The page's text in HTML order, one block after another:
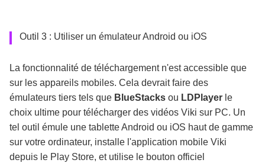
Outil 3 : Utiliser un émulateur Android ou iOS
La fonctionnalité de téléchargement n'est accessible que
sur les appareils mobiles. Cela devrait faire des
émulateurs tiers tels que BlueStacks ou LDPlayer le
choix ultime pour télécharger des vidéos Viki sur PC. Un
tel outil émule une tablette Android ou iOS haut de gamme
sur votre ordinateur, installe l'application mobile Viki
depuis le Play Store, et utilise le bouton officiel